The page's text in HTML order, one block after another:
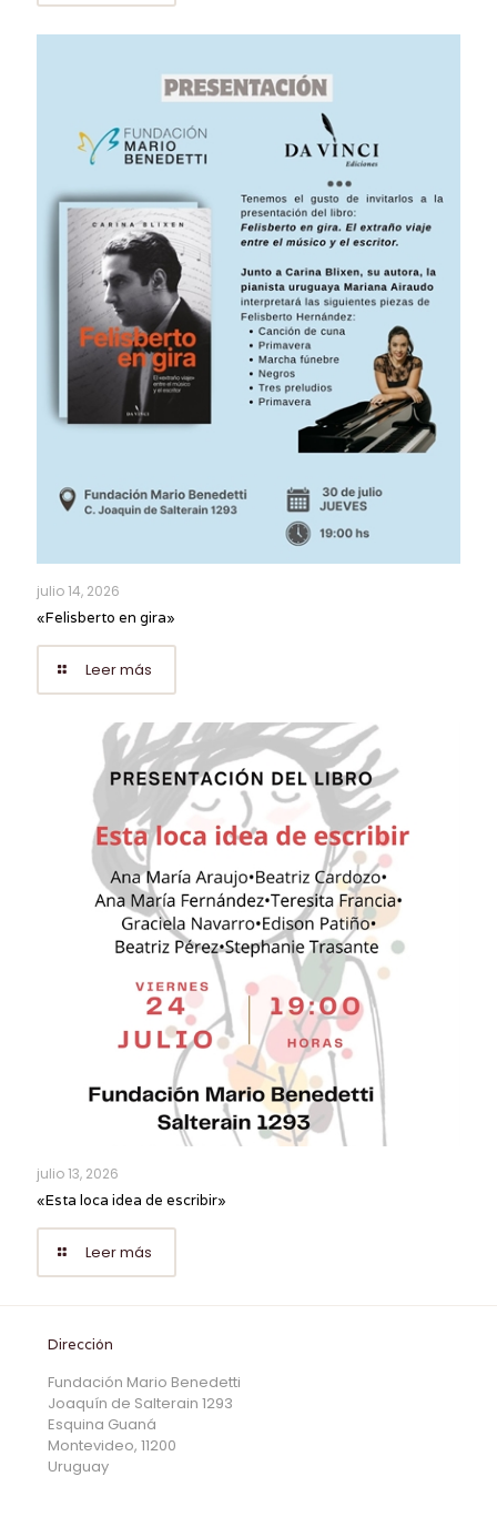
julio 14, 2026
«Felisberto en gira»
Leer más
julio 13, 2026
«Esta loca idea de escribir»
Leer más
Dirección
Fundación Mario Benedetti
Joaquín de Salterain 1293
Esquina Guaná
Montevideo, 11200
Uruguay